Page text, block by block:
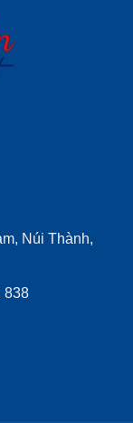
Núi Thành,
838